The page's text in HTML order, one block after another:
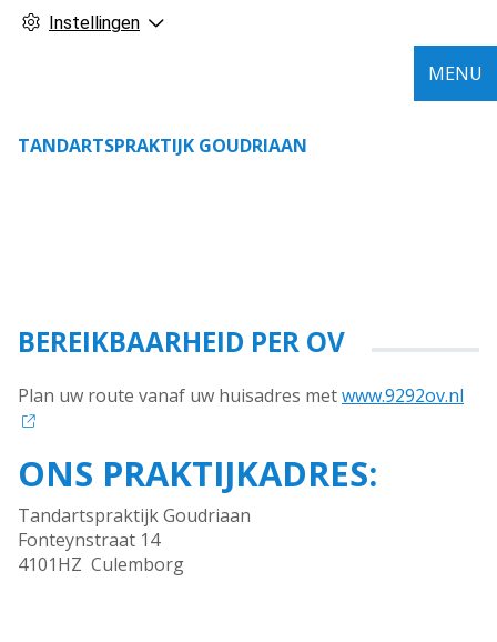
Instellingen
TANDARTSPRAKTIJK GOUDRIAAN
MENU
BEREIKBAARHEID PER OV
Plan uw route vanaf uw huisadres metwww.9292ov.nl
ONS PRAKTIJKADRES:
Tandartspraktijk Goudriaan
Fonteynstraat 14
4101HZ Culemborg